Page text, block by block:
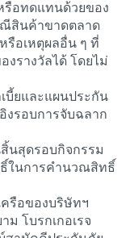
รือทดแทนด้วยของ
ณีสินค้าขาดตลาด
รือเหตุผลอื่น ๆ ที่
รางวัลได้ โดยไม่
บี้ยและแผนประกัน
รอบการจับฉลาก
นสุดรอบกิจกรรม
ในการคำนวณสิทธิ์
รือของบริษัทฯ
โบรกเกอเรจ